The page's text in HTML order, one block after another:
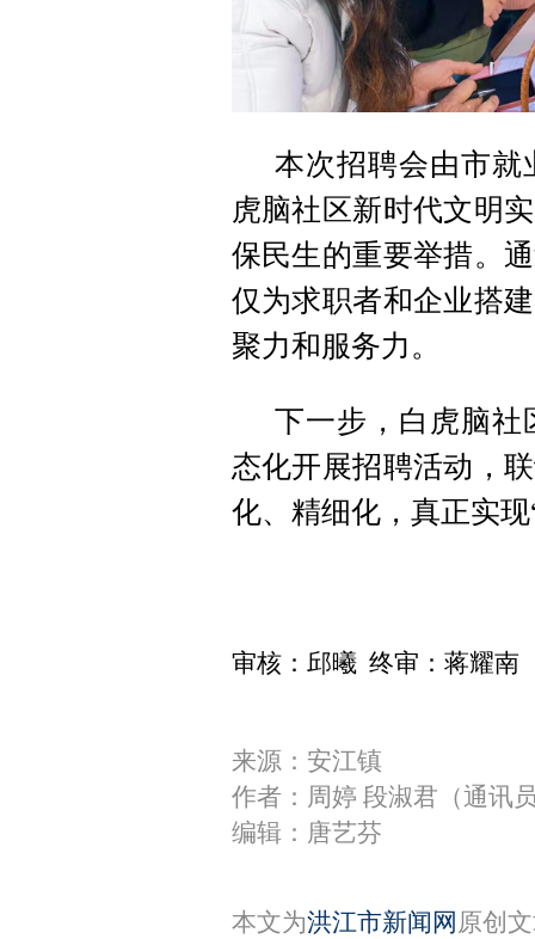
本次招聘会由市就
虎脑社区新时代文明
保民生的重要举措。
仅为求职者和企业搭
聚力和服务力。
下一步，白虎脑社
态化开展招聘活动，
化、精细化，真正实
审核：邱曦 终审：蒋耀南
来源：安江镇
作者：周婷 段淑君（通讯
编辑：唐艺芬
本文为洪江市新闻网 原创